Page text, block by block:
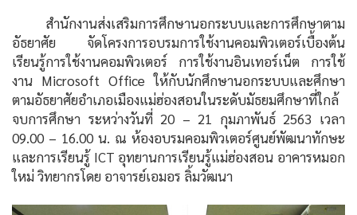
สำนักงานส่งเสริมการศึกษานอกระบบและการศึกษาตาม
อัธยาศัย จัดโครงการอบรมการใช้งานคอมพิวเตอร์เบื้องต้น
เรียนรู้การใช้งานคอมพิวเตอร์ การใช้งานอินเทอร์เน็ต การใช้
งาน Microsoft Office ให้กับนักศึกษานอกระบบและศึกษา
ตามอัธยาศัยอำเภอเมืองแม่ฮ่องสอนในระดับมัธยมศึกษาที่ใกล้
จบการศึกษา ระหว่างวันที่ 20 – 21 กุมภาพันธ์ 2563 เวลา
09.00 – 16.00 น. ณ ห้องอบรมคอมพิวเตอร์ศูนย์พัฒนาทักษะ
และการเรียนรู้ ICT อุทยานการเรียนรู้แม่ฮ่องสอน อาคารหมอก
ใหม่ วิทยากรโดย อาจารย์เอมอร ลิ้มวัฒนา